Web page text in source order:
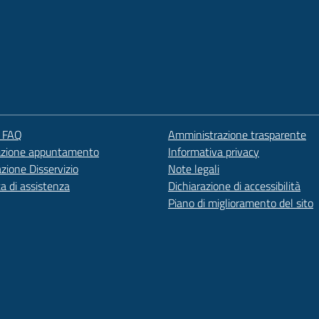
appuntamento
Disservizio
di assistenza
Amministrazione trasparente
Informativa privacy
Note legali
Dichiarazione di accessibilità
Piano di miglioramento del sito